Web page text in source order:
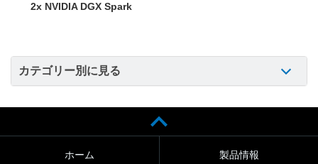
2x NVIDIA DGX Spark
カテゴリー別に見る
ホーム 製品情報